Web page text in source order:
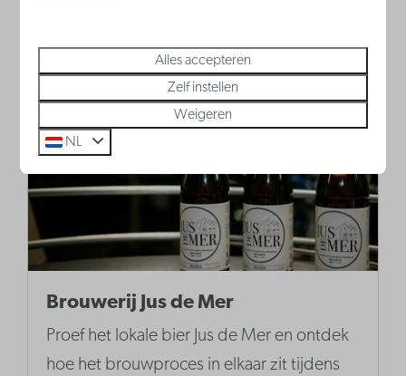
Brouwerij Jus de Mer
Proef het lokale bier Jus de Mer en ontdek
hoe het brouwproces in elkaar zit tijdens
Alles accepteren
Zelf instellen
Weigeren
NL